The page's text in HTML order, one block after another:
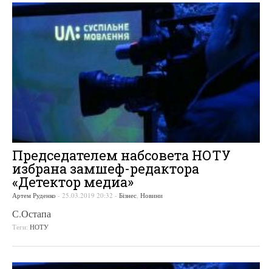
Председателем набсовета НОТУ
избрана замшеф-редактора
«Детектор медиа»
Артем Руденко - 25.03.2019 20:32 - Бізнес, Новини
С.Остапа
Теги: НОТУ